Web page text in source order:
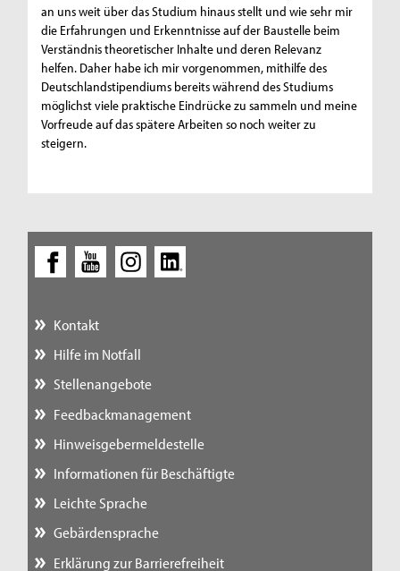
an uns weit über das Studium hinaus stellt und wie sehr mir
die Erfahrungen und Erkenntnisse auf der Baustelle beim
Verständnis theoretischer Inhalte und deren Relevanz
helfen. Daher habe ich mir vorgenommen, mithilfe des
Deutschlandstipendiums bereits während des Studiums
möglichst viele praktische Eindrücke zu sammeln und meine
Vorfreude auf das spätere Arbeiten so noch weiter zu
steigern.
Kontakt
Hilfe im Notfall
Stellenangebote
Feedbackmanagement
Hinweisgebermeldestelle
Informationen für Beschäftigte
Leichte Sprache
Gebärdensprache
Erklärung zur Barrierefreiheit